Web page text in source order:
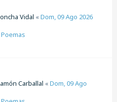
Vidal «Dom, 09 Ago 2026
Carballal «Dom, 09 Ago